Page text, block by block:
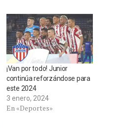
¡Van por todo! Junior
continúa reforzándose para
este 2024
3 enero, 2024
En «Deportes»